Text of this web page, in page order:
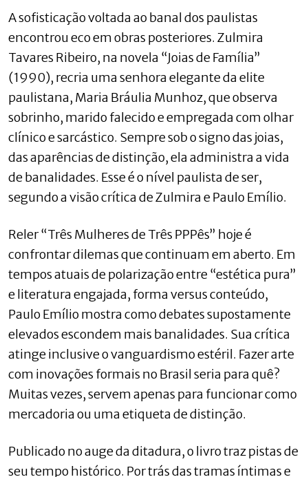
A sofisticação voltada ao banal dos paulistas
encontrou eco em obras posteriores. Zulmira
Tavares Ribeiro, na novela “Joias de Família”
(1990), recria uma senhora elegante da elite
paulistana, Maria Bráulia Munhoz, que observa
sobrinho, marido falecido e empregada com olhar
clínico e sarcástico. Sempre sob o signo das joias,
das aparências de distinção, ela administra a vida
de banalidades. Esse é o nível paulista de ser,
segundo a visão crítica de Zulmira e Paulo Emílio.
Reler “Três Mulheres de Três PPPês” hoje é
confrontar dilemas que continuam em aberto. Em
tempos atuais de polarização entre “estética pura”
e literatura engajada, forma versus conteúdo,
Paulo Emílio mostra como debates supostamente
elevados escondem mais banalidades. Sua crítica
atinge inclusive o vanguardismo estéril. Fazer arte
com inovações formais no Brasil seria para quê?
Muitas vezes, servem apenas para funcionar como
mercadoria ou uma etiqueta de distinção.
Publicado no auge da ditadura, o livro traz pistas de
seu tempo histórico. Por trás das tramas íntimas e